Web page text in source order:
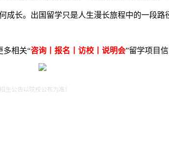
成长。出国留学只是人生漫长旅程中的一段
多相关“咨询丨报名丨访校丨说明会”留学项目
生公告以院校公布为准！